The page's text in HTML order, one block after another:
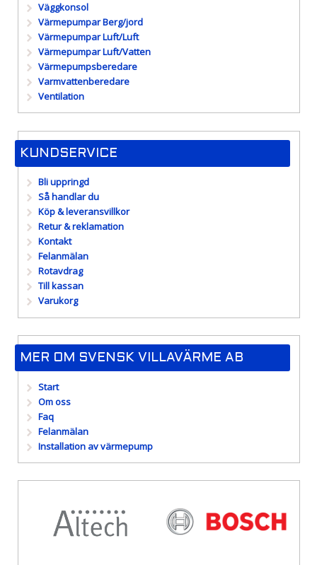
Väggkonsol
Värmepumpar Berg/jord
Värmepumpar Luft/Luft
Värmepumpar Luft/Vatten
Värmepumpsberedare
Varmvattenberedare
Ventilation
KUNDSERVICE
Bli uppringd
Så handlar du
Köp & leveransvillkor
Retur & reklamation
Kontakt
Felanmälan
Rotavdrag
Till kassan
Varukorg
MER OM SVENSK VILLAVÄRME AB
Start
Om oss
Faq
Felanmälan
Installation av värmepump